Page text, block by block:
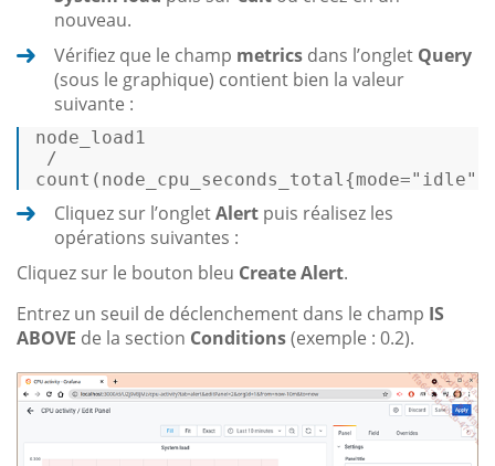
nouveau.
Vérifiez que le champ metrics dans l’onglet Query
(sous le graphique) contient bien la valeur
suivante :
node_load1
/
count(node_cpu_seconds_total{mode="idle"
Cliquez sur l’ongletAlert puis réalisez les
opérations suivantes :
Cliquez sur le bouton bleu Create Alert.
Entrez un seuil de déclenchement dans le champ IS
ABOVE de la section Conditions(exemple : 0.2).